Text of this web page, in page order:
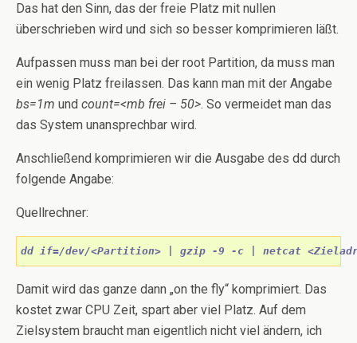
Das hat den Sinn, das der freie Platz mit nullen
überschrieben wird und sich so besser komprimieren läßt.
Aufpassen muss man bei der root Partition, da muss man
ein wenig Platz freilassen. Das kann man mit der Angabe
bs=1m und count=<mb frei – 50>. So vermeidet man das
das System unansprechbar wird.
Anschließend komprimieren wir die Ausgabe des dd durch
folgende Angabe:
Quellrechner:
dd if=/dev/<Partition> | gzip -9 -c | netcat
Damit wird das ganze dann „on the fly“ komprimiert. Das
kostet zwar CPU Zeit, spart aber viel Platz. Auf dem
Zielsystem braucht man eigentlich nicht viel ändern, ich